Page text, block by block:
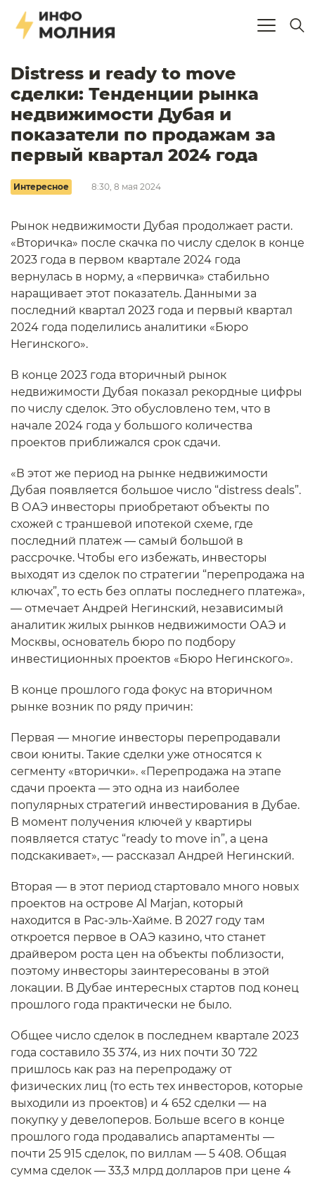
Distress и ready to move
сделки: Тенденции рынка
недвижимости Дубая и
показатели по продажам за
первый квартал 2024 года
Интересное 8:30, 8 мая 2024
Рынок недвижимости Дубая продолжает расти.
«Вторичка» после скачка по числу сделок в конце
2023 года в первом квартале 2024 года
вернулась в норму, а «первичка» стабильно
наращивает этот показатель. Данными за
последний квартал 2023 года и первый квартал
2024 года поделились аналитики «Бюро
Негинского».
В конце 2023 года вторичный рынок
недвижимости Дубая показал рекордные цифры
по числу сделок. Это обусловлено тем, что в
начале 2024 года у большого количества
проектов приближался срок сдачи.
«В этот же период на рынке недвижимости
Дубая появляется большое число “distress deals”.
В ОАЭ инвесторы приобретают объекты по
схожей с траншевой ипотекой схеме, где
последний платеж — самый большой в
рассрочке. Чтобы его избежать, инвесторы
выходят из сделок по стратегии “перепродажа на
ключах”, то есть без оплаты последнего платежа»,
— отмечает Андрей Негинский, независимый
аналитик жилых рынков недвижимости ОАЭ и
Москвы, основатель бюро по подбору
инвестиционных проектов «Бюро Негинского».
В конце прошлого года фокус на вторичном
рынке возник по ряду причин:
Первая — многие инвесторы перепродавали
свои юниты. Такие сделки уже относятся к
сегменту «вторички». «Перепродажа на этапе
сдачи проекта — это одна из наиболее
популярных стратегий инвестирования в Дубае.
В момент получения ключей у квартиры
появляется статус “ready to move in”, а цена
подскакивает», — рассказал Андрей Негинский.
Вторая — в этот период стартовало много новых
проектов на острове Al Marjan, который
находится в Рас-эль-Хайме. В 2027 году там
откроется первое в ОАЭ казино, что станет
драйвером роста цен на объекты поблизости,
поэтому инвесторы заинтересованы в этой
локации. В Дубае интересных стартов под конец
прошлого года практически не было.
Общее число сделок в последнем квартале 2023
года составило 35 374, из них почти 30 722
пришлось как раз на перепродажу от
физических лиц (то есть тех инвесторов, которые
выходили из проектов) и 4 652 сделки — на
покупку у девелоперов. Больше всего в конце
прошлого года продавались апартаменты —
почти 25 915 сделок, по виллам — 5 408. Общая
сумма сделок — 33,3 млрд долларов при цене 4